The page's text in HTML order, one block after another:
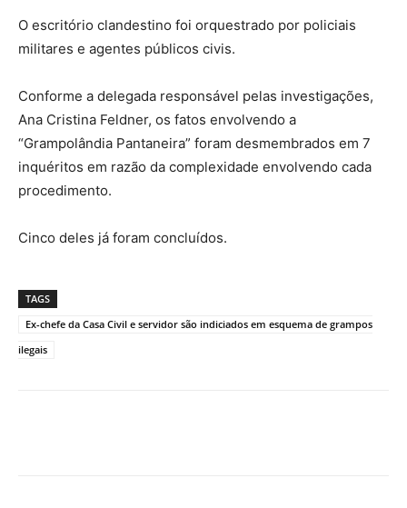
O escritório clandestino foi orquestrado por policiais
militares e agentes públicos civis.
Conforme a delegada responsável pelas investigações,
Ana Cristina Feldner, os fatos envolvendo a
“Grampolândia Pantaneira” foram desmembrados em 7
inquéritos em razão da complexidade envolvendo cada
procedimento.
Cinco deles já foram concluídos.
TAGS
Ex-chefe da Casa Civil e servidor são indiciados em esquema de grampos
ilegais